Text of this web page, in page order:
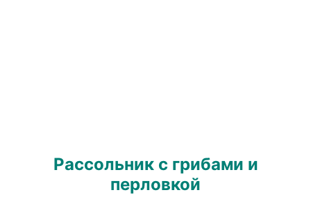
Рассольник с грибами и
перловкой